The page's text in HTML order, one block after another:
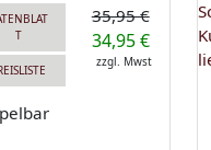
T
35,95 €
34,95 €
zzgl. Mwst